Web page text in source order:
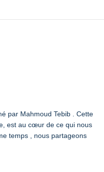
par Mahmoud Tebib . Cette
est au cœur de ce qui nous
temps , nous partageons